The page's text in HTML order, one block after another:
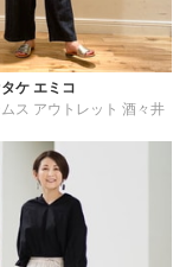
ケ エミコ
ムス アウトレット 酒々井